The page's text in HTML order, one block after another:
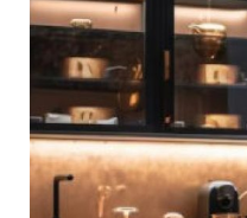
המטבח